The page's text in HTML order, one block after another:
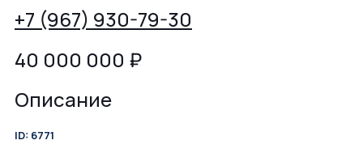
+7 (967) 930-79-30
40 000 000 ₽
Описание
ID: 6771